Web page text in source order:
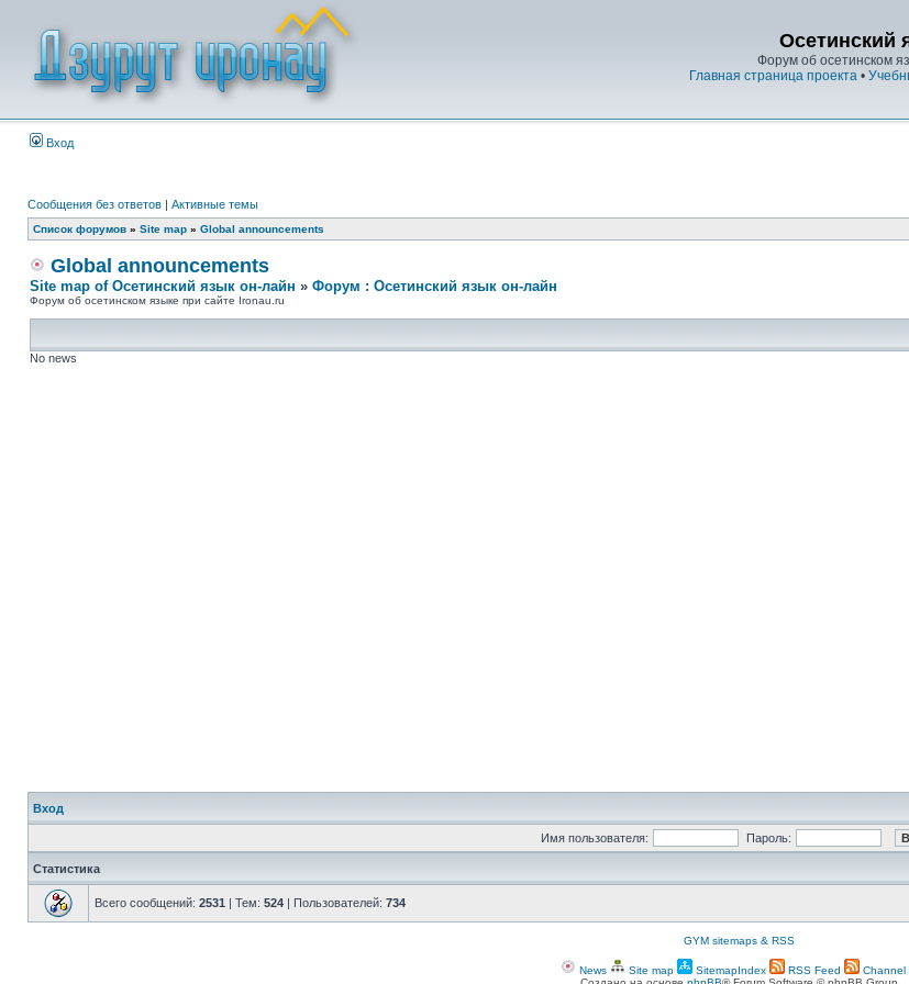
Осетинский
Форум об осетинском
Главная страница проекта •
Вход
Сообщения без ответов | Активные темы
Список форумов » Site map » Global announcements
Global announcements
Site map of Осетинский язык он-лайн » Форум : Осетинский язык он-лайн
Форум об осетинском языке при сайте Ironau.ru
No news
Вход
Имя пользователя: Пароль:
Статистика
Всего сообщений: 2531 | Тем: 524 | Пользователей: 734
GYM sitemaps & RSS
News Site map SitemapIndex RSS Feed
Channel